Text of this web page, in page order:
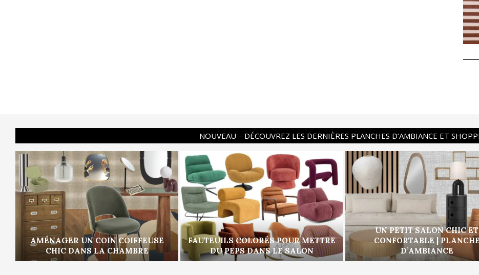
NOUVEAU – DÉCOUVREZ LES DERNIÈRES PLANCHES D’AMBIANCE ET
AMÉNAGER UN COIN COIFFEUSE
CHIC DANS LA CHAMBRE
FAUTEUILS COLORÉS POUR METTRE
DU PEPS DANS LE SALON
UN PETIT SALON CHIC ET
CONFORTABLE | PLANCHE
D’AMBIANCE